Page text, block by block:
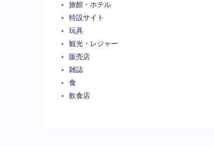
旅館・ホテル
特設サイト
玩具
観光・レジャー
販売店
雑誌
食
飲食店